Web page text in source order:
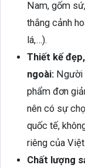
Nam, gốm
thắng cảnh
lá,…).
Thiết kế
ngoài: Người
phẩm đơn
nên có sự
quốc tế,
riêng của
Chất lượng